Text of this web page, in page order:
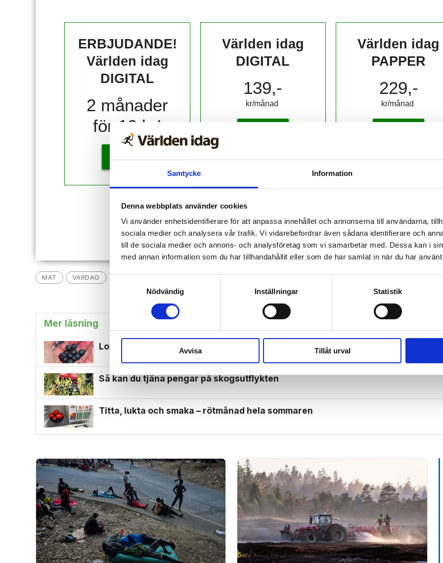
Samtycke Information
Denna webbplats använder cookies
Vi använder enhetsidentifierare för att anpassa innehållet och annonserna till användarna,
sociala medier och analysera vår trafik. Vi vidarebefordrar även sådana identifierare och
till de sociala medier och annons- och analysföretag som vi samarbetar med. Dessa kan i
med annan information som du har tillhandahållit eller som de har samlat in när du har
Nödvändig
Inställningar Statistik
Avvisa Tillåt urval
ERBJUDANDE!
Världen idag
DIGITAL
2 månader
för 10 kr!
KÖP
Världen idag
DIGITAL
139,-
kr/månad ​​​​​​
Världen idag
PAPPER
229,-
kr/månad ​​​​​​
Redan prenumerant? Logga in
Mina Sidor
MAT VARDAG
Mer läsning
Lovande blåbärssäsong – så nyttigt är superbäret
Så kan du tjäna pengar på skogs­utflykten
Titta, lukta och smaka – rötmånad hela sommaren